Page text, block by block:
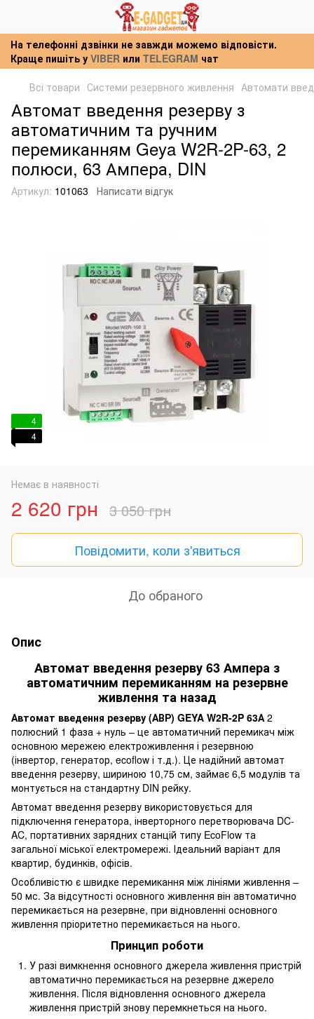
На телефонні дзвінки не завжди можемо відповісти.
Краще пишіть у VIBER или TELEGRAM чат
Всі товари Системи резервного живлення Автомати
Автомат введення резерву з
автоматичним та ручним
перемиканням Geya W2R-2P-63, 2
полюси, 63 Ампера, DIN
Артикул: 101063 Написати відгук
4
4
Немає в наявності
2 620 грн 3 050 грн
Повідомити, коли з'явиться
До обраного
Опис
Автомат введення резерву 63 Ампера з
автоматичним перемиканням на резервне
живлення та назад
Автомат введення резерву (АВР) GEYA W2R-2P 63А 2
полюсний 1 фаза + нуль – це автоматичний перемикач між
основною мережею електроживлення і резервною
(інвертор, генератор, ecoflow і т.д.). Це надійний автомат
введення резерву, шириною 10,75 см, займає 6,5 модулів та
монтується на стандартну DIN рейку.
Автомат введення резерву використовується для
підключення генератора, інверторного перетворювача DC-
AC, портативних зарядних станцій типу EcoFlow та
загальної міської електромережі. Ідеальний варіант для
квартир, будинків, офісів.
Особливістю є швидке перемикання між лініями живлення –
50 мс. За відсутності основного живлення він автоматично
перемикається на резервне, при відновленні основного
живлення пріоритетно перемикається на нього.
Принцип роботи
У разі вимкнення основного джерела живлення пристрій
автоматично перемикається на резервне джерело
живлення. Після відновлення основного джерела
живлення пристрій знову перемкнеться на нього.